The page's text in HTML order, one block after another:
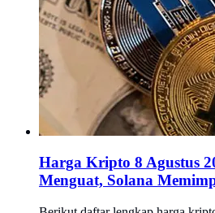
Harga Kripto 8 Agustus
Menguat, Solana